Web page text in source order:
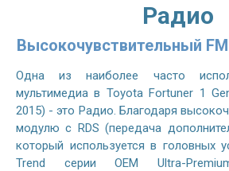
Радио
Высокочувствительный
Одна из наиболее часто
мультимедиа в Toyota Fortuner 1
2015) - это Радио. Благодаря
модулю с RDS (передача
который используется в головных
Trend серии OEM Ultra-